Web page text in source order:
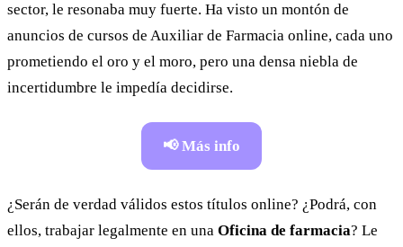
sector, le resonaba muy fuerte. Ha visto un montón de
anuncios de cursos de Auxiliar de Farmacia online, cada uno
prometiendo el oro y el moro, pero una densa niebla de
incertidumbre le impedía decidirse.
📢 Más info
¿Serán de verdad válidos estos títulos online? ¿Podrá, con
ellos, trabajar legalmente en una Oficina de farmacia? Le